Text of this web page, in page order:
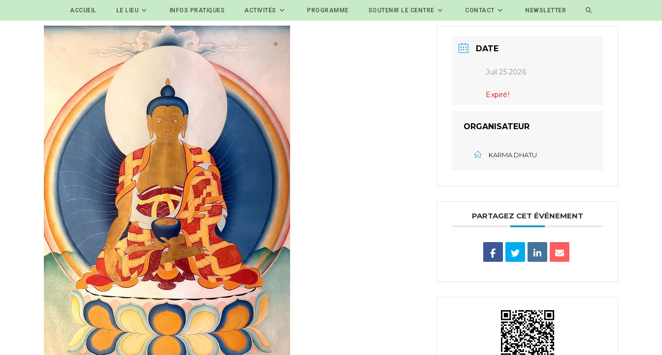
ACCUEIL LE LIEU INFOS PRATIQUES ACTIVITÉS PROGRAMME SOUTENIR LE CENTRE CONTACT NEWSLETTER
DATE
Juil 25 2026
Expiré!
ORGANISATEUR
KARMA DHATU
PARTAGEZ CET ÉVÉNEMENT